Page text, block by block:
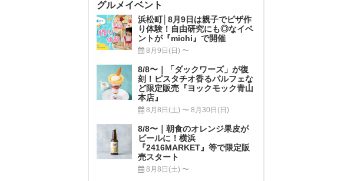
グルメイベント
浜松町│8月9日は親子でピザ作
り体験！自由研究にも◎なイベ
ントが『michi』で開催
8月9日(日) 〜
8/8〜｜「ダックワーズ」が復
刻！ピスタチオ香るパルフェな
ど限定販売『ヨックモック青山
本店』
8月8日(土) 〜 8月30日(日)
8/8〜｜朝食のオレンジ果皮が
ビールに！横浜
『2416MARKET』等で限定販
売スタート
8月8日(土) 〜